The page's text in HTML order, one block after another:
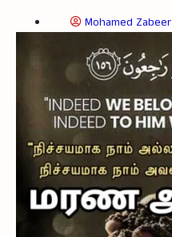
Mohamed Zabeer